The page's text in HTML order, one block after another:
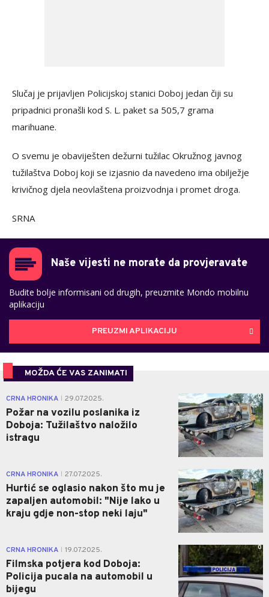
Slučaj je prijavljen Policijskoj stanici Doboj jedan čiji su
pripadnici pronašli kod S. L. paket sa 505,7 grama
marihuane.
O svemu je obaviješten dežurni tužilac Okružnog javnog
tužilaštva Doboj koji se izjasnio da navedeno ima obilježje
krivičnog djela neovlaštena proizvodnja i promet droga.
SRNA
Naše vijesti ne morate da provjeravate
Budite bolje informisani od drugih, preuzmite Mondo mobilnu
aplikaciju
PREUZMI APLIKACIJU
MOŽDA ĆE VAS ZANIMATI
CRNA HRONIKA 29.07.2025.
Požar na vozilu poslanika iz
Doboja: Tužilaštvo naložilo
istragu
0
CRNA HRONIKA 27.07.2025.
Hurtić se oglasio nakon što mu je
zapaljen automobil: "Nije lako u
kraju gdje non-stop neki laju"
1
CRNA HRONIKA 19.07.2025.
Filmska potjera kod Doboja:
Policija pucala na automobil u
bijegu
0